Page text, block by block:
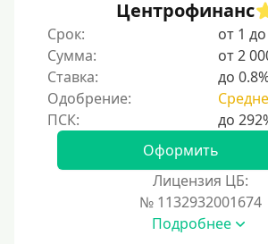
Центрофинанс
Срок:
от 1
Сумма:
от 2
Ставка:
до
Одобрение:
Оформить
Лицензия ЦБ:
№ 1132932001674
Подробнее